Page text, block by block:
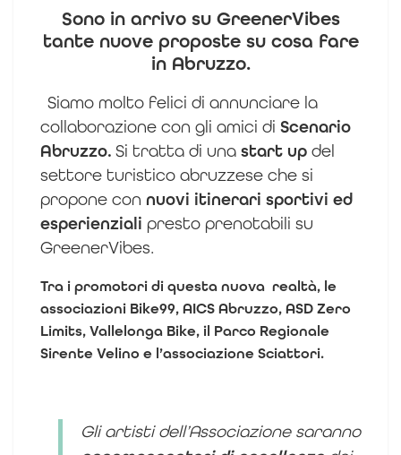
Sono in arrivo su GreenerVibes
tante nuove proposte su cosa fare
in Abruzzo.
Siamo molto felici di annunciare la
collaborazione con gli amici di Scenario
Abruzzo. Si tratta di una start up del
settore turistico abruzzese che si
propone con nuovi itinerari sportivi ed
esperienziali presto prenotabili su
GreenerVibes.
Tra i promotori di questa nuova realtà, le
associazioni Bike99, AICS Abruzzo, ASD Zero
Limits, Vallelonga Bike, il Parco Regionale
Sirente Velino e l’associazione Sciattori.
Gli artisti dell’Associazione saranno